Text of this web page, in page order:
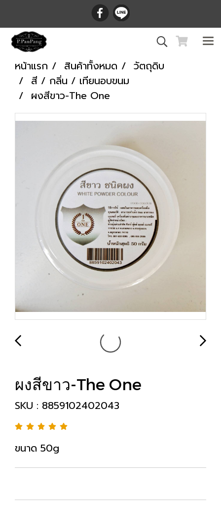
หน้าแรก สินค้าทั้งหมด
วัตถุดิบ
สี / กลิ่น / เทียนอบขนม
ผงสีขาว-The One
ผงสีขาว-The One
SKU : 8859102402043
ขนาด 50g